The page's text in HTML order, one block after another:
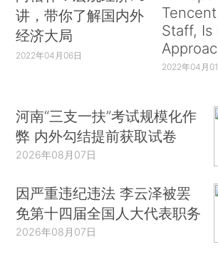
讲，带你了解国内外
经济大局
2022年04月06日
Staff, Is
2022年04月
河南“三支一扶”考试规模化作
弊 内外勾结提前获取试卷
2026年08月07日
因严重违纪违法 李云泽被罢
免第十四届全国人大代表职务
2026年08月07日